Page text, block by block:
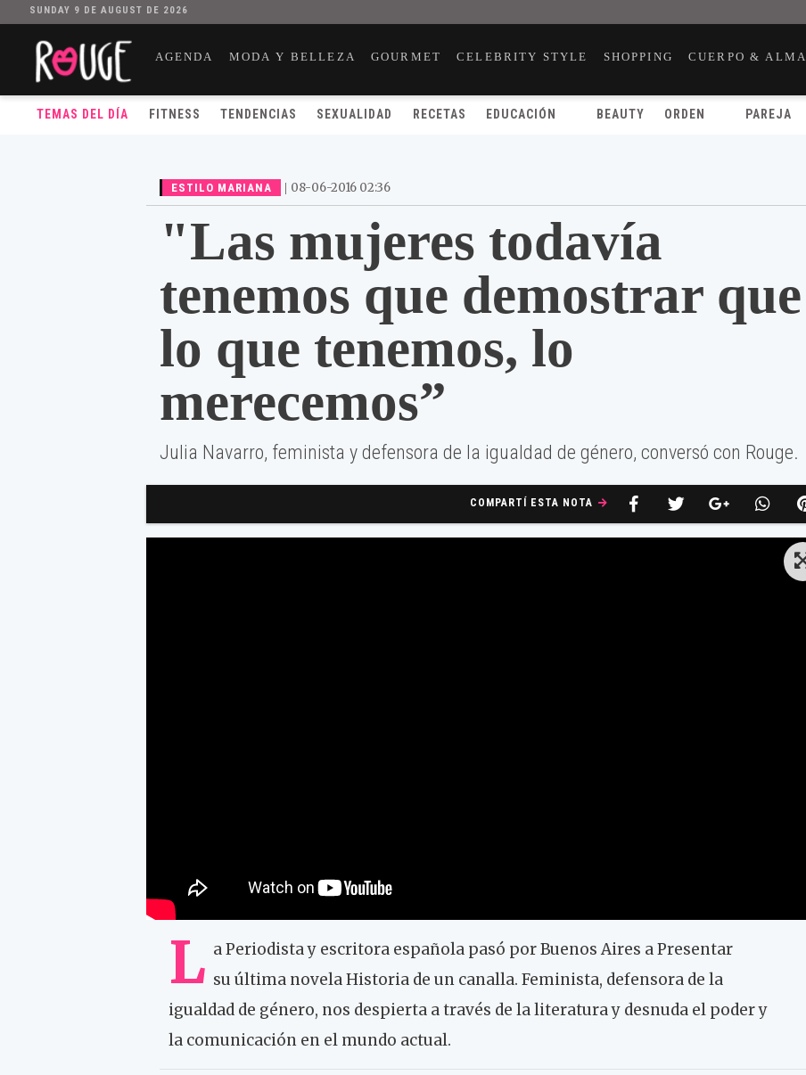
SUNDAY 9 DE AUGUST DE 2026
AGENDA MODA Y BELLEZA GOURMET CELEBRITY STYLE SHOPPING CUERPO & ALMA
TEMAS DEL DÍA FITNESS TENDENCIAS SEXUALIDAD RECETAS EDUCACIÓN BEAUTY ORDEN PAREJA
ESTILO MARIANA | 08-06-2016 02:36
"Las mujeres todavía
tenemos que demostrar que
lo que tenemos, lo
merecemos”
Julia Navarro, feminista y defensora de la igualdad de género, conversó con Rouge.
COMPARTÍ ESTA NOTA
L a Periodista y escritora española pasó por Buenos Aires a Presentar
su última novela Historia de un canalla. Feminista, defensora de la
igualdad de género, nos despierta a través de la literatura y desnuda el poder y
la comunicación en el mundo actual.